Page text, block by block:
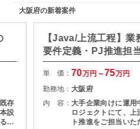
大阪府の新着案件
存
設
予
【Java/上流工程】
要件定義・PJ推進担
単 価： 70万円～75万円
勤務地： 大阪府
内 容： 大手企業向けに運
ロジェクトにて、上
ト推進をご担当いただきま